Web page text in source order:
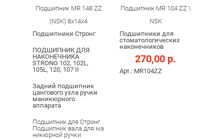
Подшипник MR 148 ZZ
(NSK) 8x14x4
Подшипники Стронг
ПОДШИПНИК ДЛЯ
НАКОНЕЧНИКА
STRONG 102, 102L,
105L, 120, 107 II
Задний подшипник
цангового узла ручки
маникюрного
аппарата
Подшипник для Стронг
Подшипник вала для ма
никюрной ручки
Подшипник MR 104 ZZ \
NSK
Подшипники для
стоматологических
наконечников
270,00 р.
Арт.: MR104ZZ